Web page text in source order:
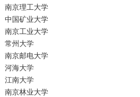
南京理工大学
中国矿业大学
南京工业大学
常州大学
南京邮电大学
河海大学
江南大学
南京林业大学